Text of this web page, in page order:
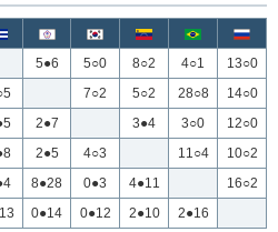
5●6 5○0 8○2 4○1
13○0
7○2 5○2 28○8
14○0
2●7 3●4 3○0
12○0
2●5 4○3 11○4
10○2
8●28 0●3 4●11
16○2
0●14 0●12 2●10 2●16